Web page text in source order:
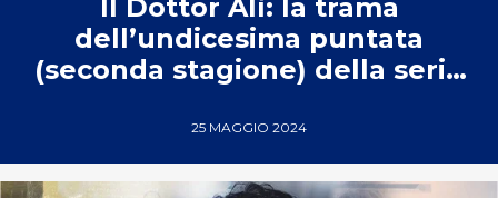
Il Dottor Alì: la trama
dell’undicesima puntata
(seconda stagione) della serie
25 MAGGIO 2024